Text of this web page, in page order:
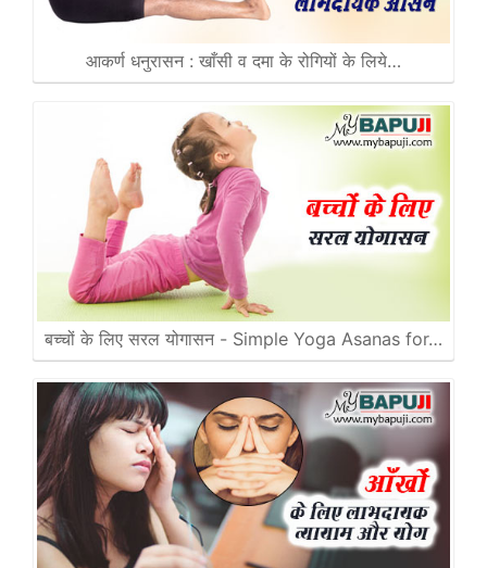
आकर्ण धनुरासन : खाँसी व दमा के रोगियों के लिये…
बच्चों के लिए सरल योगासन - Simple Yoga Asanas for…